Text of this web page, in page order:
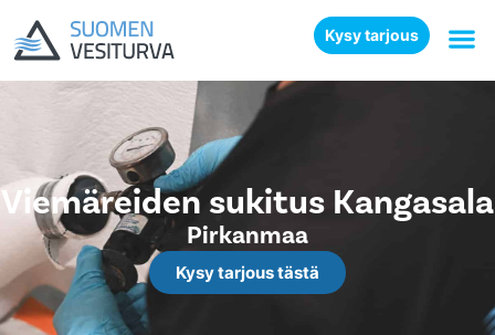
Kysy tarjous
Viemäreiden sukitus Kangasala
Pirkanmaa
Kysy tarjous tästä